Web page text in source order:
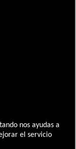
nos ayudas a
el servicio
¿Algún
ver reseñada?
el epicentro